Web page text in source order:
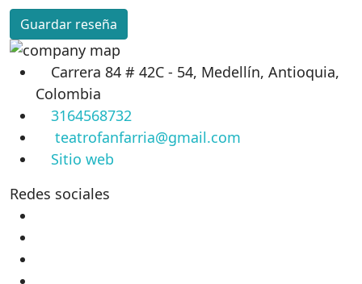
Guardar reseña
Carrera 84 # 42C - 54, Medellín, Antioquia,
Colombia
3164568732
teatrofanfarria@gmail.com
Sitio web
Redes sociales